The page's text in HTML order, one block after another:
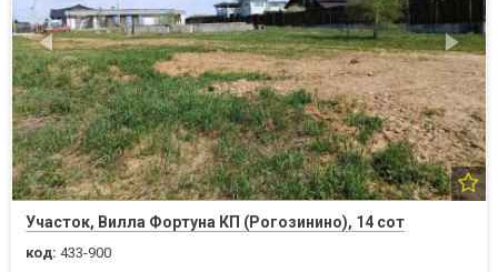
Участок, Вилла Фортуна КП (Рогозинино), 14 сот
код: 433-900